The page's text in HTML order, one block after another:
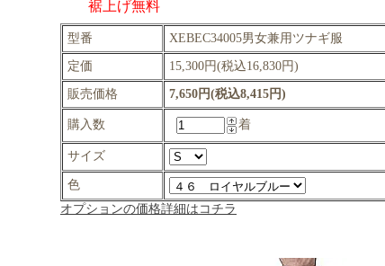
裾上げ無料
型番 XEBEC34005男女兼用ツナギ服
定価 15,300円(税込16,830円)
販売価格 7,650円(税込8,415円)
購入数 着
サイズ
色
オプションの価格詳細はコチラ